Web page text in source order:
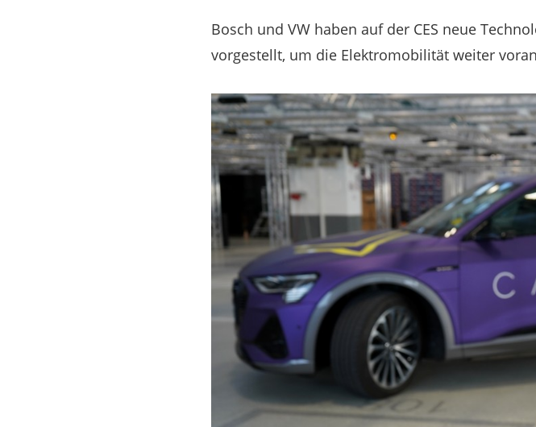
Bosch und VW haben auf der CES neue
vorgestellt, um die Elektromobilität weiter